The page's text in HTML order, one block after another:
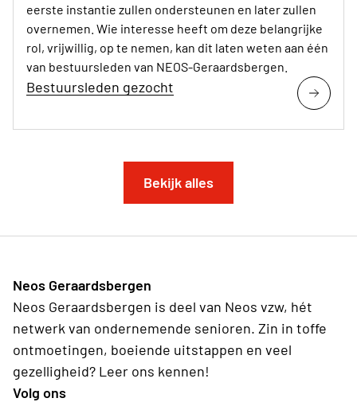
eerste instantie zullen ondersteunen en later zullen
overnemen. Wie interesse heeft om deze belangrijke
rol, vrijwillig, op te nemen, kan dit laten weten aan één
van bestuursleden van NEOS-Geraardsbergen.
Bestuursleden gezocht
Bekijk alles
Neos Geraardsbergen
Neos Geraardsbergen is deel van Neos vzw, hét
netwerk van ondernemende senioren. Zin in toffe
ontmoetingen, boeiende uitstappen en veel
gezelligheid? Leer ons kennen!
Volg ons